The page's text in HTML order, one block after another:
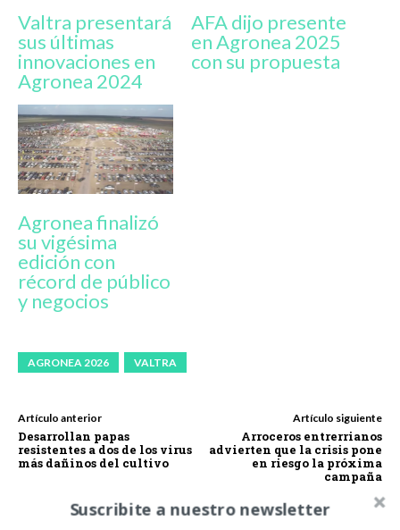
Valtra presentará
sus últimas
innovaciones en
Agronea 2024
AFA dijo presente
en Agronea 2025
con su propuesta
Agronea finalizó
su vigésima
edición con
récord de público
y negocios
AGRONEA 2026 VALTRA
Artículo anterior
Desarrollan papas
resistentes a dos de los virus
más dañinos del cultivo
Artículo siguiente
Arroceros entrerrianos
advierten que la crisis pone
en riesgo la próxima
campaña
Suscribite a nuestro newsletter